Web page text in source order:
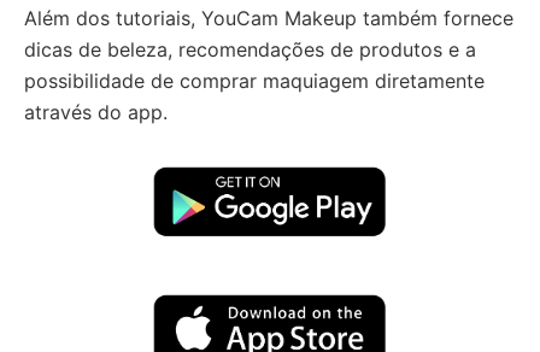
Além dos tutoriais, YouCam Makeup também fornece
dicas de beleza, recomendações de produtos e a
possibilidade de comprar maquiagem diretamente
através do app.